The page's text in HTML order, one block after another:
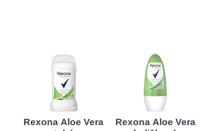
Rexona Aloe Vera
Rexona Aloe Vera